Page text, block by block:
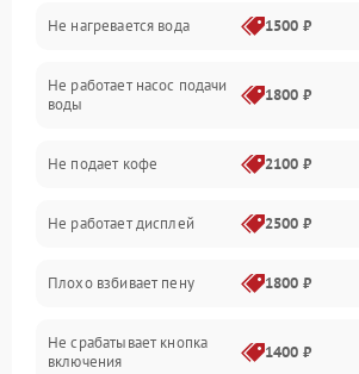
Включение и работа
Проблемы с водой
Проблемы с капучинатором и паром
Управление и электроника
Программное обеспечение
Не нагревается вода 1500 ₽
Не работает насос подачи
воды
1800 ₽
Не подает кофе 2100 ₽
Не работает дисплей 2500 ₽
Плохо взбивает пену 1800 ₽
Не срабатывает кнопка
включения
1400 ₽